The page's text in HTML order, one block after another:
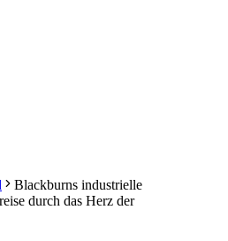
Blackburns industrielle
durch das Herz der